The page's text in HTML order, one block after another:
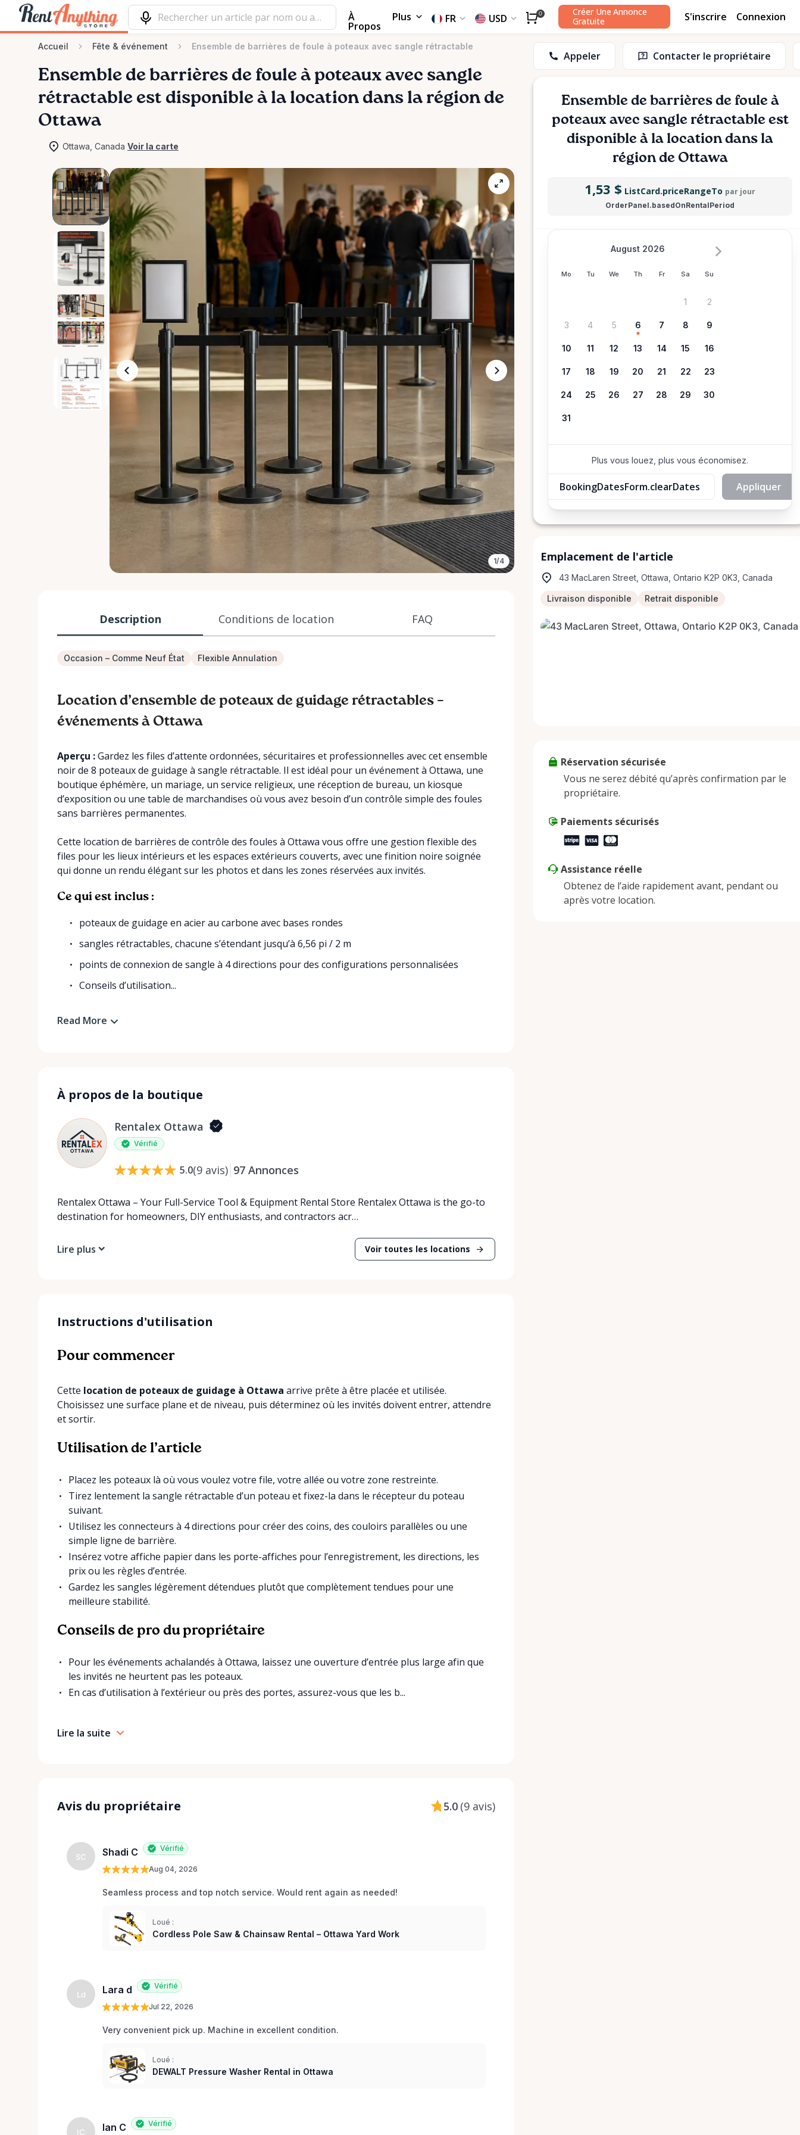
À
Propos
Plus FR USD 0
Créer Une Annonce
Gratuite
S'inscrire Connexion
Accueil Fête & événement Ensemble de barrières de foule à poteaux avec sangle rétractable
Ensemble de barrières de foule à poteaux avec sangle
rétractable est disponible à la location dans la région de
Ottawa
Ottawa, Canada Voir la carte
1/4
Description Conditions de location FAQ
Occasion – Comme Neuf État Flexible Annulation
Location d’ensemble de poteaux de guidage rétractables –
événements à Ottawa
Aperçu :Gardez les files d’attente ordonnées, sécuritaires et professionnelles avec cet ensemble
noir de 8 poteaux de guidage à sangle rétractable. Il est idéal pour un événement à Ottawa, une
boutique éphémère, un mariage, un service religieux, une réception de bureau, un kiosque
d’exposition ou une table de marchandises où vous avez besoin d’un contrôle simple des foules
sans barrières permanentes.
Cette location de barrières de contrôle des foules à Ottawa vous offre une gestion flexible des
files pour les lieux intérieurs et les espaces extérieurs couverts, avec une finition noire soignée
qui donne un rendu élégant sur les photos et dans les zones réservées aux invités.
Ce qui est inclus :
poteaux de guidage en acier au carbone avec bases rondes
sangles rétractables, chacune s’étendant jusqu’à 6,56 pi / 2 m
points de connexion de sangle à 4 directions pour des configurations personnalisées
Conseils d’utilisation...
Read More
À propos de la boutique
Rentalex Ottawa
Vérifié
5.0(9 avis) 97 Annonces
Rentalex Ottawa – Your Full-Service Tool & Equipment Rental Store Rentalex Ottawa is the go-to
destination for homeowners, DIY enthusiasts, and contractors acr…
Lire plus Voir toutes les locations
Instructions d'utilisation
Pour commencer
Cette location de poteaux de guidage à Ottawa arrive prête à être placée et utilisée.
Choisissez une surface plane et de niveau, puis déterminez où les invités doivent entrer, attendre
et sortir.
Utilisation de l’article
Placez les poteaux là où vous voulez votre file, votre allée ou votre zone restreinte.
Tirez lentement la sangle rétractable d’un poteau et fixez-la dans le récepteur du poteau
suivant.
Utilisez les connecteurs à 4 directions pour créer des coins, des couloirs parallèles ou une
simple ligne de barrière.
Insérez votre affiche papier dans les porte-affiches pour l’enregistrement, les directions, les
prix ou les règles d’entrée.
Gardez les sangles légèrement détendues plutôt que complètement tendues pour une
meilleure stabilité.
Conseils de pro du propriétaire
Pour les événements achalandés à Ottawa, laissez une ouverture d’entrée plus large afin que
les invités ne heurtent pas les poteaux.
En cas d’utilisation à l’extérieur ou près des portes, assurez-vous que les b...
Lire la suite
Avis du propriétaire 5.0 (9 avis)
SC Shadi C Vérifié
Aug 04, 2026
Seamless process and top notch service. Would rent again as needed!
Loué :
Cordless Pole Saw & Chainsaw Rental – Ottawa Yard Work
Ld Lara d Vérifié
Jul 22, 2026
Very convenient pick up. Machine in excellent condition.
Loué :
DEWALT Pressure Washer Rental in Ottawa
IC Ian C Vérifié
Appeler Contacter le propriétaire
Ensemble de barrières de foule à
poteaux avec sangle rétractableest
disponible à la location dans la
région de Ottawa
1,53 $ ListCard.priceRangeTo par jour
OrderPanel.basedOnRentalPeriod
Mo Tu We Th Fr Sa Su
August 2026
1 2
3 4 5 6 7 8 9
10 11 12 13 14 15 16
17 18 19 20 21 22 23
24 25 26 27 28 29 30
31
Plus vous louez, plus vous économisez.
BookingDatesForm.clearDates Appliquer
Emplacement de l'article
43 MacLaren Street, Ottawa, Ontario K2P 0K3, Canada
Livraison disponible Retrait disponible
Réservation sécurisée
Vous ne serez débité qu’après confirmation par le
propriétaire.
Paiements sécurisés
Assistance réelle
Obtenez de l’aide rapidement avant, pendant ou
après votre location.